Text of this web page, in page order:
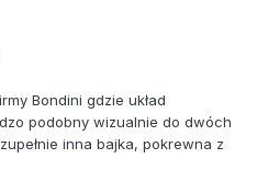
Bondini gdzie układ
podobny wizualnie do dwóch
inna bajka, pokrewna z